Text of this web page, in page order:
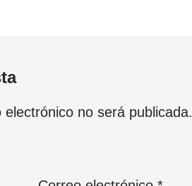
no será publicada.